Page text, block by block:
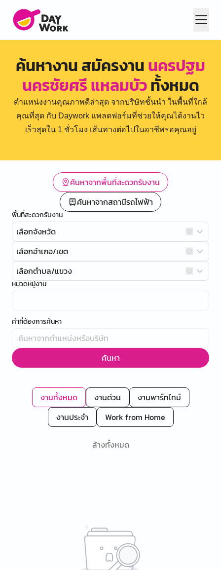
ค้นหางาน สมัครงานนครปฐม
นครชัยศรี แหลมบัวทั้งหมด
ตำแหน่งงานคุณภาพดีล่าสุด จากบริษัทชั้นนำ ในพื้นที่ใกล้
คุณที่สุด กับ Daywork แพลตฟอร์มที่ช่วยให้คุณได้งานไว
เร็วสุดใน 1 ชั่วโมง เส้นทางต่อไปในอาชีพรอคุณอยู่
ค้นหาจากพื้นที่สะดวกรับงาน
ค้นหาจากสถานีรถไฟฟ้า
พื้นที่สะดวกรับงาน
เลือกจังหวัด
เลือกอำเภอ/เขต
เลือกตำบล/แขวง
หมวดหมู่งาน
คำที่ต้องการค้นหา
ค้นหา
งานทั้งหมด งานด่วน
งานพาร์ทไทม์
งานประจำ
Work from Home
ล้างทั้งหมด